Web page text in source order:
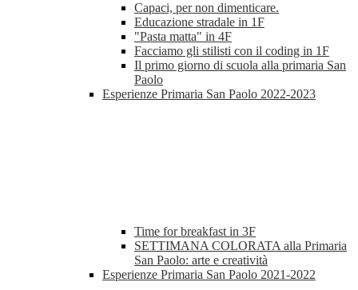
Capaci, per non dimenticare.
Educazione stradale in 1F
"Pasta matta" in 4F
Facciamo gli stilisti con il coding in 1F
Il primo giorno di scuola alla primaria San
Paolo
Esperienze Primaria San Paolo 2022-2023
Time for breakfast in 3F
SETTIMANA COLORATA alla Primaria
San Paolo: arte e creatività
Esperienze Primaria San Paolo 2021-2022